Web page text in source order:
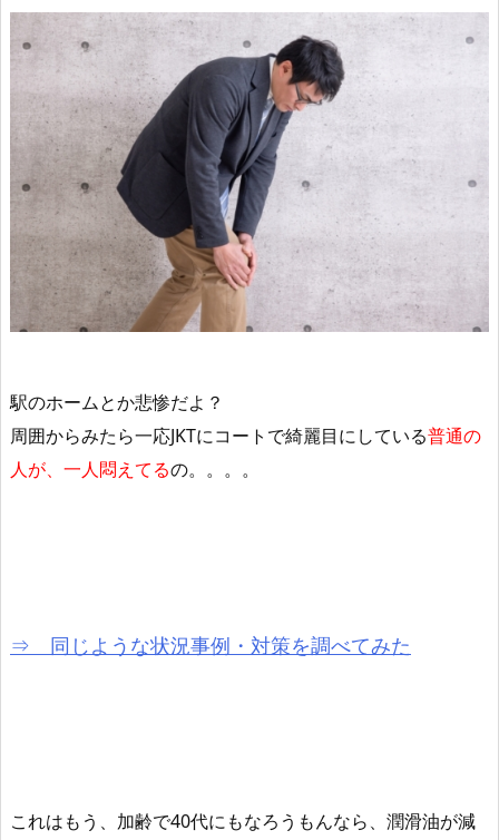
駅のホームとか悲惨だよ？
周囲からみたら一応JKTにコートで綺麗目にしている普通の
人が、一人悶えてるの。。。。
⇒ 同じような状況事例・対策を調べてみた
これはもう、加齢で40代にもなろうもんなら、潤滑油が減